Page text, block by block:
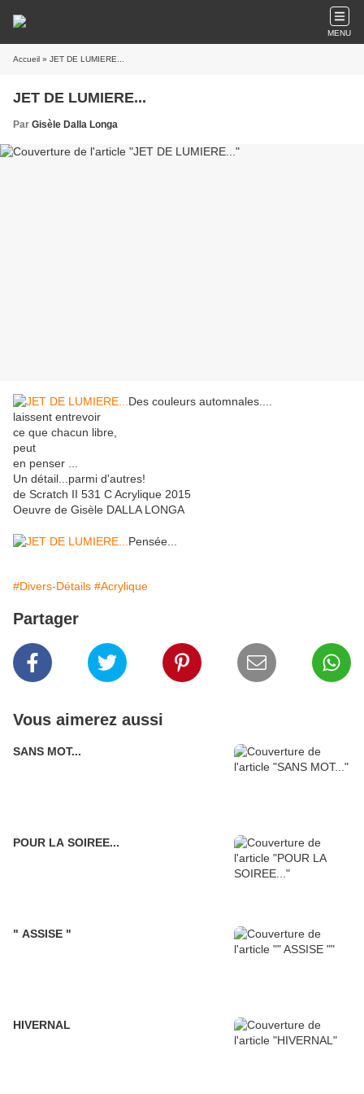
MENU
Accueil » JET DE LUMIERE...
JET DE LUMIERE...
Par Gisèle Dalla Longa
Des couleurs automnales....
laissent entrevoir
ce que chacun libre,
peut
en penser ...
Un détail...parmi d'autres!
de Scratch II 531 C Acrylique 2015
Oeuvre de Gisèle DALLA LONGA
Pensée...
#Divers-Détails #Acrylique
Partager
Vous aimerez aussi
SANS MOT...
POUR LA SOIREE...
" ASSISE "
HIVERNAL